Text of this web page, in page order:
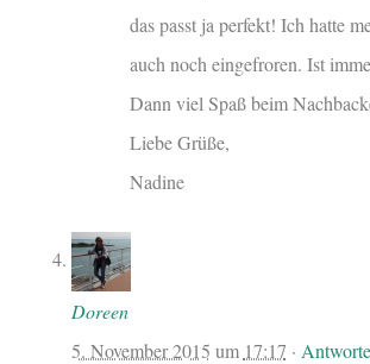
das passt ja perfekt! Ich hatte
auch noch eingefroren. Ist
Dann viel Spaß beim
Liebe Grüße,
Nadine
Doreen
5. November 2015 um 17:17 ·